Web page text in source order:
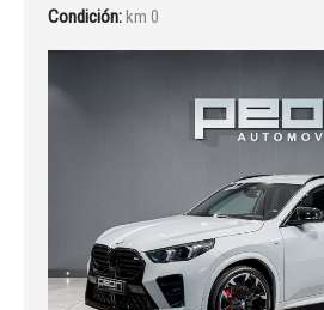
INICIAR SESIÓN
¿Ha olvidado la contraseña?
Condición:km 0